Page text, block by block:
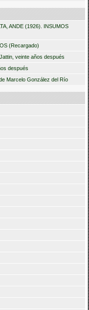
ANDE (1926). INSUMOS
(Recargado)
veinte años después
después
Marcelo González del Río